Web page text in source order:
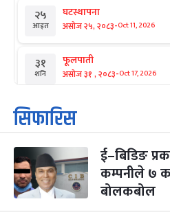
२५
आइत
घटस्थापना
असोज २५, २०८३-Oct 11, 2026
३१
शनि
फूलपाती
असोज ३१ , २०८३-Oct 17, 2026
१
आइत
कार्तिक सङ्क्रान्ति
कार्तिक १, २०८३
३
मंगल
महानवमी
कार्तिक ३, २०८३-Oct 20, 2026
४
सिफारिस
ई–बिडिङ
कम्पनीले ७
बोलकबोल